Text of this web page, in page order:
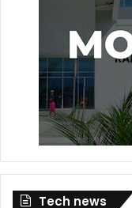
Tech news